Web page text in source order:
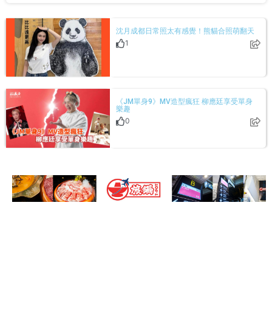
沈月成都日常照太有感覺！熊貓合照萌翻天
1
《JM單身9》MV造型瘋狂 柳應廷享受單身
樂趣
0